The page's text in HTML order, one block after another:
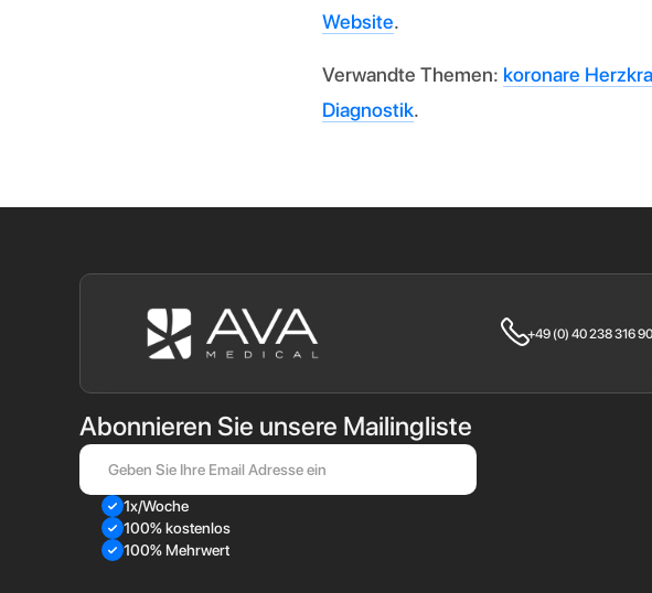
Website.
Verwandte Themen: koronare
Diagnostik.
+49 (0) 40 238 316
Abonnieren Sie unsere Mailingliste
1x/Woche
100% kostenlos
100% Mehrwert